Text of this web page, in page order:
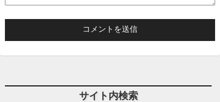
サイト内検索